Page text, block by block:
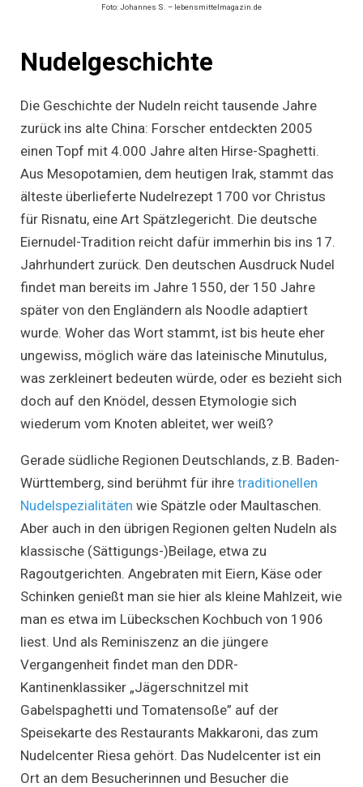
Foto: Johannes S. – lebensmittelmagazin.de
Nudelgeschichte
Die Geschichte der Nudeln reicht tausende Jahre
zurück ins alte China: Forscher entdeckten 2005
einen Topf mit 4.000 Jahre alten Hirse-Spaghetti.
Aus Mesopotamien, dem heutigen Irak, stammt das
älteste überlieferte Nudelrezept 1700 vor Christus
für Risnatu, eine Art Spätzlegericht. Die deutsche
Eiernudel-Tradition reicht dafür immerhin bis ins 17.
Jahrhundert zurück. Den deutschen Ausdruck Nudel
findet man bereits im Jahre 1550, der 150 Jahre
später von den Engländern als Noodle adaptiert
wurde. Woher das Wort stammt, ist bis heute eher
ungewiss, möglich wäre das lateinische Minutulus,
was zerkleinert bedeuten würde, oder es bezieht sich
doch auf den Knödel, dessen Etymologie sich
wiederum vom Knoten ableitet, wer weiß?
Gerade südliche Regionen Deutschlands, z.B. Baden-
Württemberg, sind berühmt für ihre traditionellen
Nudelspezialitäten wie Spätzle oder Maultaschen.
Aber auch in den übrigen Regionen gelten Nudeln als
klassische (Sättigungs-)Beilage, etwa zu
Ragoutgerichten. Angebraten mit Eiern, Käse oder
Schinken genießt man sie hier als kleine Mahlzeit, wie
man es etwa im Lübeckschen Kochbuch von 1906
liest. Und als Reminiszenz an die jüngere
Vergangenheit findet man den DDR-
Kantinenklassiker „Jägerschnitzel mit
Gabelspaghetti und Tomatensoße” auf der
Speisekarte des Restaurants Makkaroni, das zum
Nudelcenter Riesa gehört. Das Nudelcenter ist ein
Ort an dem Besucherinnen und Besucher die